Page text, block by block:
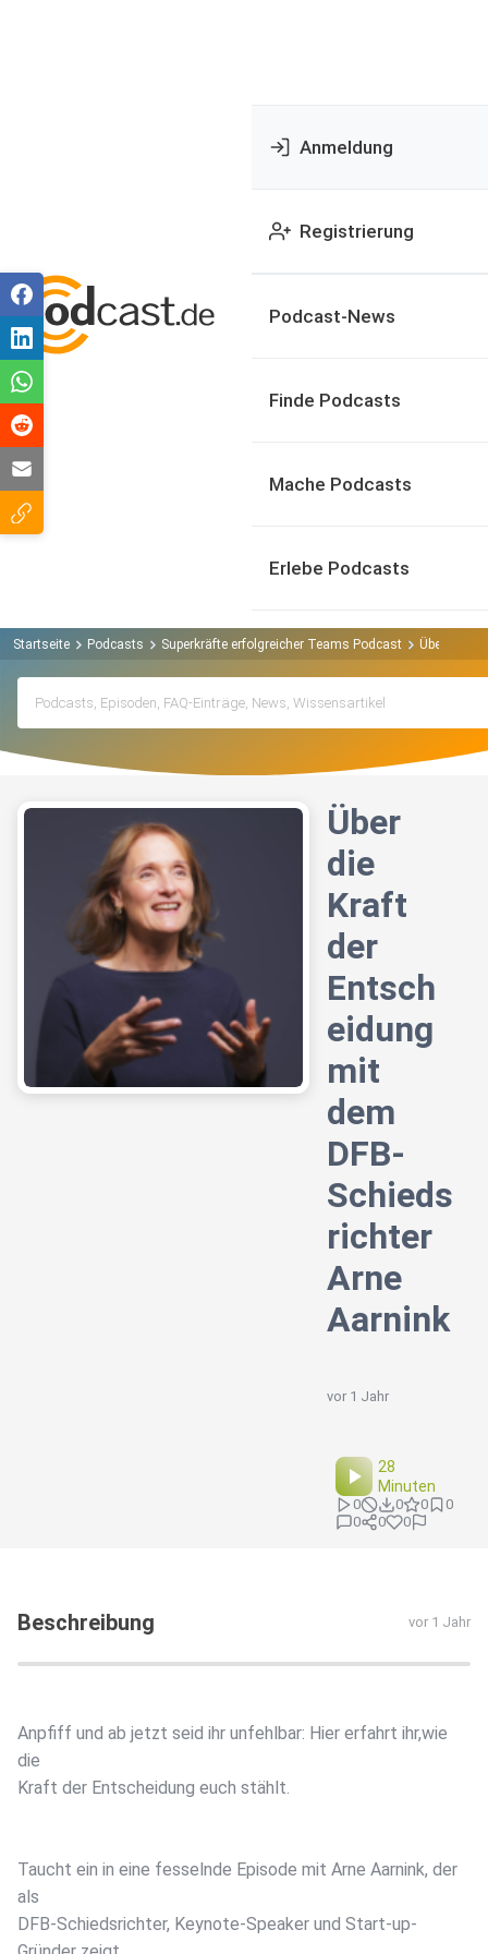
Anmeldung
Registrierung
Podcast-News
Finde Podcasts
Mache Podcasts
Erlebe Podcasts
Startseite Podcasts Superkräfte erfolgreicher Teams Podcast Über die
Über
die
Kraft
der
Entsch
eidung
mit
dem
DFB-
Schieds
richter
Arne
Aarnink
vor 1 Jahr
28
Minuten
0 0 0
0
0
0 0
Beschreibung vor 1 Jahr
Anpfiff und ab jetzt seid ihr unfehlbar: Hier erfahrt ihr,wie
die
Kraft der Entscheidung euch stählt.
Taucht ein in eine fesselnde Episode mit Arne Aarnink, der
als
DFB-Schiedsrichter, Keynote-Speaker und Start-up-